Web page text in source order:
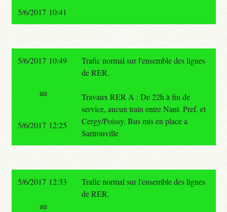
5/6/2017 10:41
5/6/2017 10:49
Trafic normal sur l'ensemble des lignes
de RER.
Travaux RER A : De 22h à fin de
service, aucun train entre Nant. Pref. et
Cergy/Poissy. Bus mis en place a
Sartrouville
au
5/6/2017 12:25
5/6/2017 12:33
Trafic normal sur l'ensemble des lignes
de RER.
au